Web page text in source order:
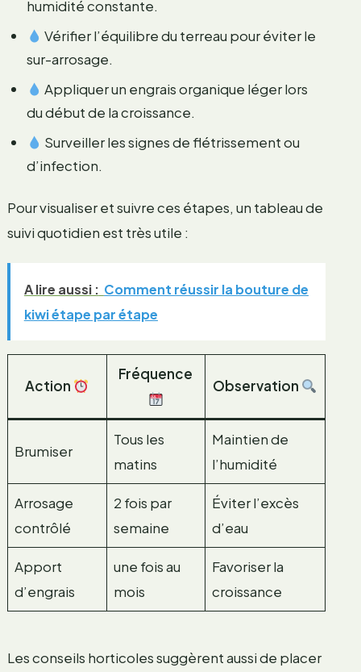
humidité constante.
Vérifier l’équilibre du terreau pour éviter le
sur-arrosage.
Appliquer un engrais organique léger lors
du début de la croissance.
Surveiller les signes de flétrissement ou
d’infection.
Pour visualiser et suivre ces étapes, un tableau de
suivi quotidien est très utile :
A lire aussi : Comment réussir la bouture de
kiwi étape par étape
Action
Fréquence
Observation
Brumiser
Tous les
matins
Maintien de
l’humidité
Arrosage
contrôlé
2 fois par
semaine
Éviter l’excès
d’eau
Apport
d’engrais
une fois au
mois
Favoriser la
croissance
Les conseils horticoles suggèrent aussi de placer